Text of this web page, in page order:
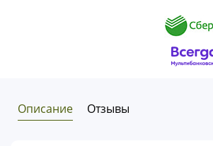
Описание Отзывы